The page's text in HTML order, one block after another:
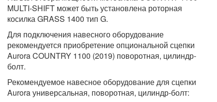
MULTI-SHIFT может быть установлена роторная
косилка GRASS 1400 тип G.
Для подключения навесного оборудование
рекомендуется приобретение опциональной сцепки
Aurora COUNTRY 1100 (2019) поворотная, цилиндр-
болт.
Рекомендуемое навесное оборудование для сцепки
Aurora универсальная, поворотная, цилиндр-болт: